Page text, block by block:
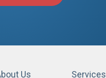
Us Services